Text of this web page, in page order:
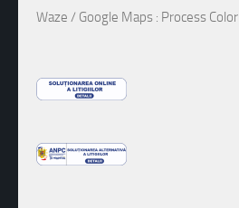
Waze / Google Maps : Process Color